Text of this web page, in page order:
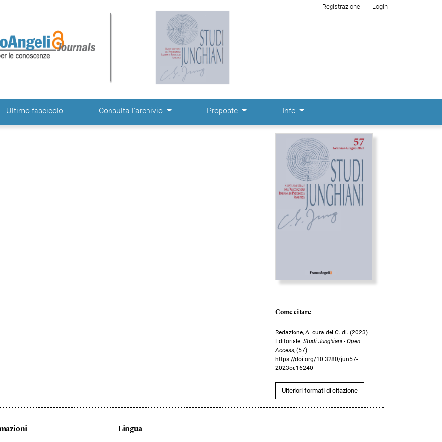
Registrazione Login
Ultimo fascicolo Consulta l'archivio Proposte Info
Immagine di copertina
Come citare
Redazione, A. cura del C. di. (2023).
Editoriale.Studi Junghiani - Open
Access, (57).
https://doi.org/10.3280/jun57-
2023oa16240
Ulteriori formati di citazione
Lingua